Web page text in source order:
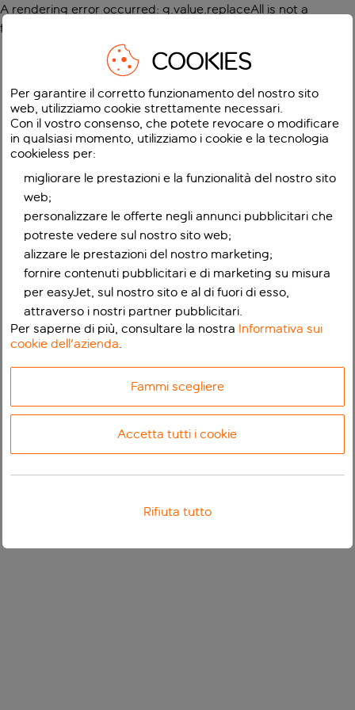
A rendering error occurred: g.value.replaceAll is not a
function
COOKIES
Per garantire il corretto funzionamento del nostro sito
web, utilizziamo cookie strettamente necessari.
Con il vostro consenso, che potete revocare o modificare
in qualsiasi momento, utilizziamo i cookie e la tecnologia
cookieless per:
migliorare le prestazioni e la funzionalità del nostro sito
web;
personalizzare le offerte negli annunci pubblicitari che
potreste vedere sul nostro sito web;
alizzare le prestazioni del nostro marketing;
fornire contenuti pubblicitari e di marketing su misura
per easyJet, sul nostro sito e al di fuori di esso,
attraverso i nostri partner pubblicitari.
Per saperne di più, consultare la nostra Informativa sui
cookie dell'azienda.
Fammi scegliere
Accetta tutti i cookie
Rifiuta tutto